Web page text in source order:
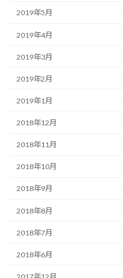
2019年5月
2019年4月
2019年3月
2019年2月
2019年1月
2018年12月
2018年11月
2018年10月
2018年9月
2018年8月
2018年7月
2018年6月